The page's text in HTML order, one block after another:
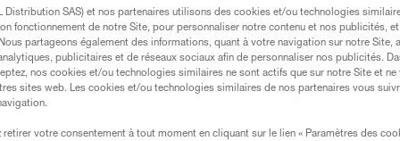
puissance lumineuse entraîne
et inversement.
Distribution SAS) et nos partenaires utilisons des cookies et/ou technologies
fonctionnement de notre Site, pour personnaliser notre contenu et nos publicités,
partageons également des informations, quant à votre navigation sur notre Site,
publicitaires et de réseaux sociaux afin de personnaliser nos publicités.
nos cookies et/ou technologies similaires ne sont actifs que sur notre Site et ne
sites web. Les cookies et/ou technologies similaires de nos partenaires vous
retirer votre consentement à tout moment en cliquant sur le lien « Paramètres des